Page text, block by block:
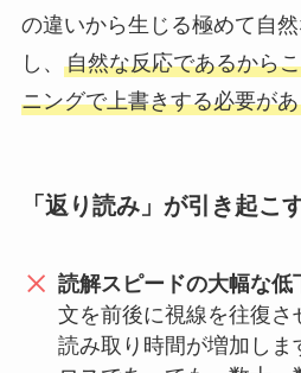
の違いから生じる極めて自
し、 自然な反応であるから
ニングで上書きする必要が
「返り読み」が引き起こ
読解スピードの大幅な低
文を前後に視線を往復
読み取り時間が増加し